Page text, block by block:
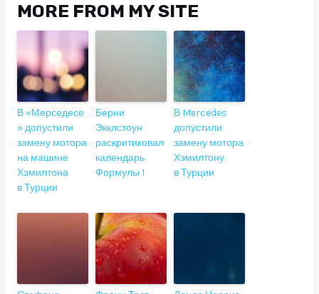
MORE FROM MY SITE
В «Мерседесе
» допустили
замену мотора
на машине
Хэмилтона
в Турции
Берни
Экклстоун
раскритиковал
календарь
Формулы 1
В Mercedes
допустили
замену мотора
Хэмилтону
в Турции